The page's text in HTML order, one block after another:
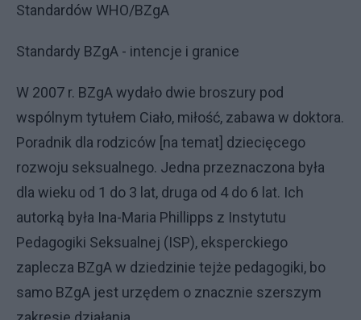
Standardów WHO/BZgA
Standardy BZgA - intencje i granice
W 2007 r. BZgA wydało dwie broszury pod
wspólnym tytułem Ciało, miłość, zabawa w doktora.
Poradnik dla rodziców [na temat] dziecięcego
rozwoju seksualnego. Jedna przeznaczona była
dla wieku od 1 do 3 lat, druga od 4 do 6 lat. Ich
autorką była Ina-Maria Phillipps z Instytutu
Pedagogiki Seksualnej (ISP), eksperckiego
zaplecza BZgA w dziedzinie tejże pedagogiki, bo
samo BZgA jest urzędem o znacznie szerszym